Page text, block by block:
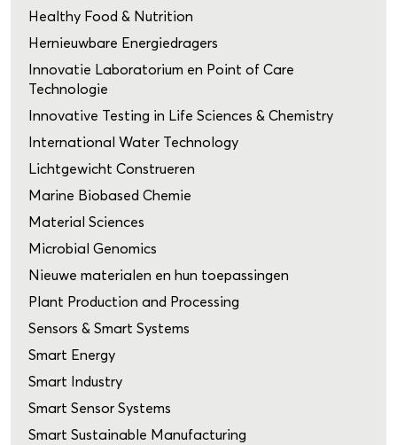
Healthy Food & Nutrition
Hernieuwbare Energiedragers
Innovatie Laboratorium en Point of Care
Technologie
Innovative Testing in Life Sciences & Chemistry
International Water Technology
Lichtgewicht Construeren
Marine Biobased Chemie
Material Sciences
Microbial Genomics
Nieuwe materialen en hun toepassingen
Plant Production and Processing
Sensors & Smart Systems
Smart Energy
Smart Industry
Smart Sensor Systems
Smart Sustainable Manufacturing